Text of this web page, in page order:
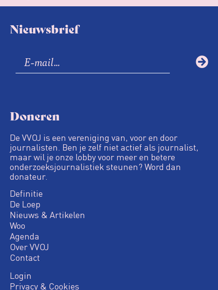
Nieuwsbrief
Doneren
De VVOJ is een vereniging van, voor en door
journalisten. Ben je zelf niet actief als journalist,
maar wil je onze lobby voor meer en betere
onderzoeksjournalistiek steunen? Word dan
donateur.
Definitie
De Loep
Nieuws & Artikelen
Woo
Agenda
Over VVOJ
Contact
Login
Privacy & Cookies